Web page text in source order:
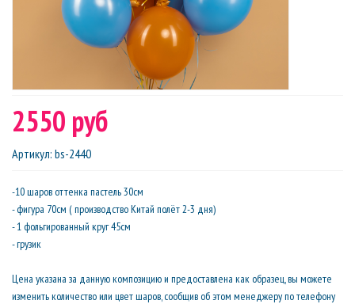
2550 руб
Артикул: bs-2440
-10 шаров оттенка пастель 30см
- фигура 70см ( производство Китай полёт 2-3 дня)
- 1 фольгированный круг 45см
- грузик
Цена указана за данную композицию и предоставлена как образец, вы можете
изменить количество или цвет шаров, сообщив об этом менеджеру по телефону